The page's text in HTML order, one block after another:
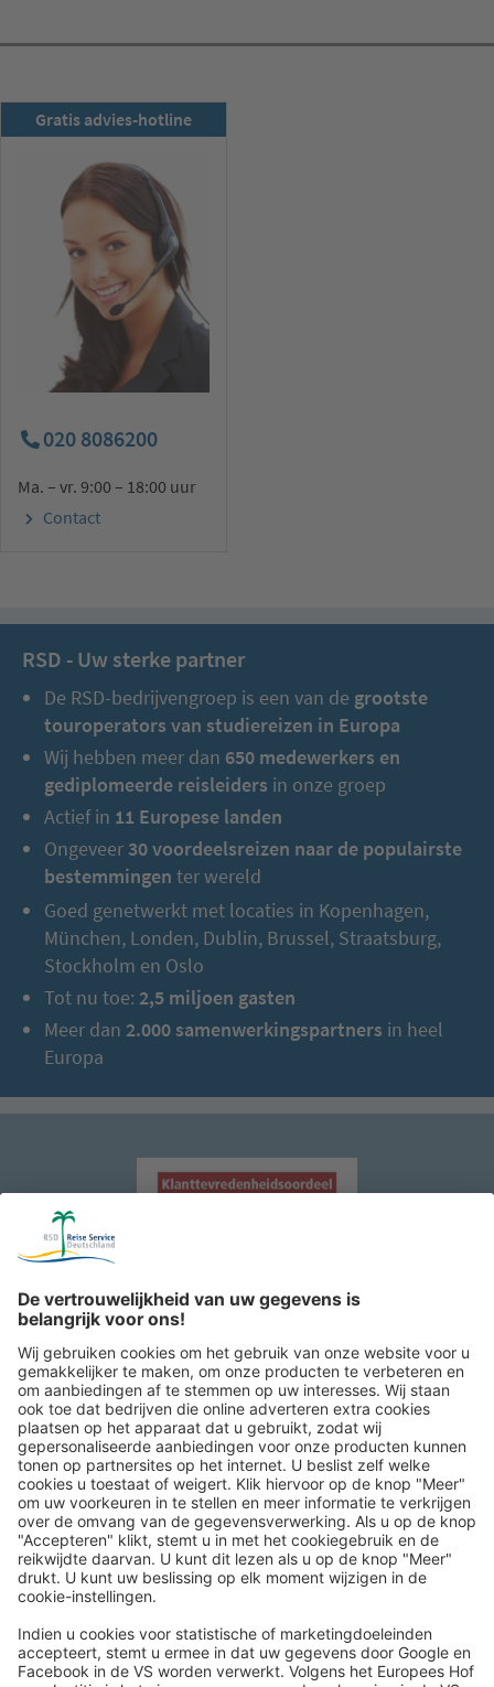
Gratis advies-hotline
020 8086200
Ma. – vr. 9:00 – 18:00 uur
Contact
RSD - Uw sterke partner
De RSD-bedrijvengroep is een van de grootste
touroperators van studiereizen in Europa
Wij hebben meer dan 650 medewerkers en
gediplomeerde reisleiders in onze groep
Actief in 11 Europese landen
Ongeveer 30 voordeelsreizen naar de populairste
bestemmingen ter wereld
Goed genetwerkt met locaties in Kopenhagen,
München, Londen, Dublin, Brussel, Straatsburg,
Stockholm en Oslo
Tot nu toe: 2,5 miljoen gasten
Meer dan 2.000 samenwerkingspartners in heel
Europa
Reispost via de e-mailnieuwsbrief: